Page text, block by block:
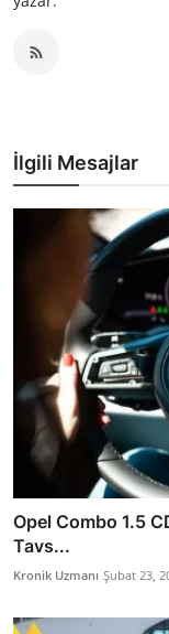
İlgili Mesajlar
Opel Combo 1.5
Tavs...
Kronik Uzmanı Şubat 23,